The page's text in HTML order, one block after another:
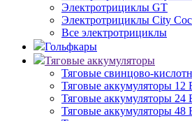
Электротрициклы GT
Электротрициклы City
Все электротрициклы
Гольфкары
Тяговые аккумуляторы
Тяговые свинцово-
Тяговые аккумуляторы 12
Тяговые аккумуляторы 24
Тяговые аккумуляторы 48